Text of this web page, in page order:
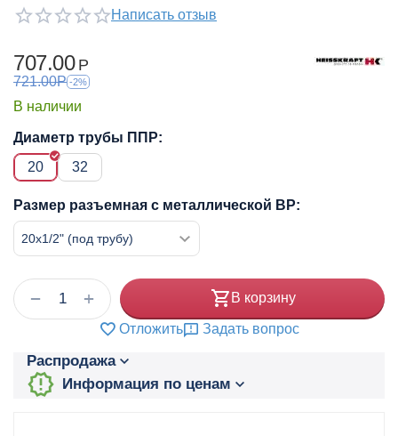
Написать отзыв
707.00 Р
721.00Р -2%
В наличии
Диаметр трубы ППР:
20
32
Размер разъемная с металлической ВР:
+
− В корзину
Отложить Задать вопрос
Распродажа
Информация по ценам